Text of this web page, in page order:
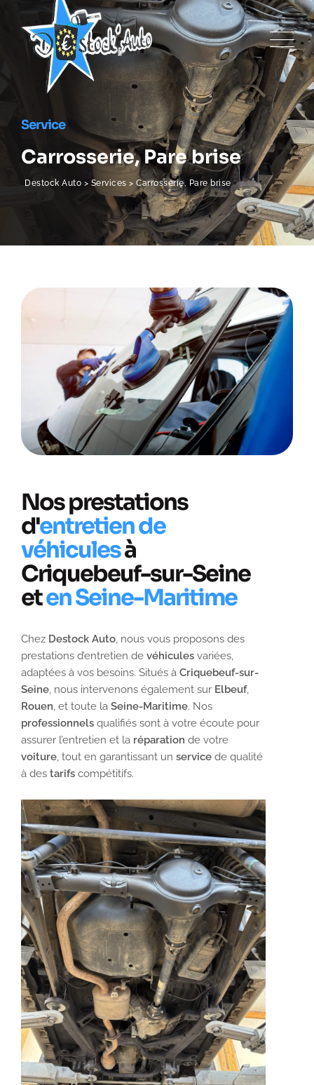
Service
Carrosserie, Pare brise
Destock Auto > Services > Carrosserie, Pare brise
Nos prestations
d'entretien de
véhiculesà
Criquebeuf-sur-Seine
eten Seine-Maritime
Chez Destock Auto, nous vous proposons des
prestations d’entretien de véhicules variées,
adaptées à vos besoins. Situés à Criquebeuf-sur-
Seine, nous intervenons également sur Elbeuf,
Rouen, et toute la Seine-Maritime. Nos
professionnels qualifiés sont à votre écoute pour
assurer l’entretien et la réparation de votre
voiture, tout en garantissant un service de qualité
à des tarifs compétitifs.